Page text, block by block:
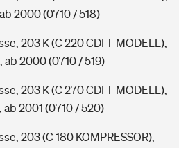
2000(0710 / 518)
203 K (C 220 CDI T-MODELL),
ab 2000(0710 / 519)
203 K (C 270 CDI T-MODELL),
ab 2001 (0710 / 520)
203 (C 180 KOMPRESSOR),